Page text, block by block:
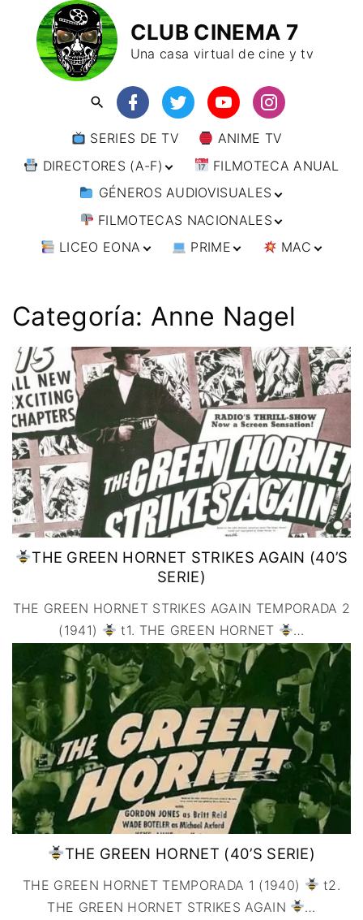
CLUB CINEMA 7
Una casa virtual de cine y tv
SERIES DE TV
ANIME TV
DIRECTORES (A-F)
DIRECTORES (F-L)
DIRECTORES (L-
W)
FILMOTECA ANUAL
GÉNEROS AUDIOVISUALES
ANIMACIÓN
ARTES MARCIALES
CINE DOCUMENTAL
CINE NEGRO / CRIMEN /
ESPIONAJE
COMEDIA
DRAMA
ÉPICO / MITOLÓGICO
EXPERIMENTOS
FANTÁSTICO
MUSICAL
TERROR
FILMOTECAS NACIONALES
AFRICA
CHILE
ESTADOS UNIDOS
MÉXICO
URUGUAY
ASIA
JAPÓN
RUSIA
EUROPA
ALEMANIA
AUSTRIA
BÉLGICA
DINAMARCA
ESPAÑA
FRANCIA
ITALIA
PAISES BAJOS
REINO UNIDO
SUECIA
OCEANIA AUSTRALIA
LICEO EONA
TALLERES
ONLINE
IMAGEN & VIDEO
SERVICIOS DE
COMPUTACIÓN
DISEÑO WEB
CONTACTO
TARJETA
DIGITAL
PRIME
IMPRESCINDIBLES
MAC
ANIME
🗨 CÓMICS
Categoría: Anne Nagel
THE GREEN HORNET STRIKES AGAIN (40’S
SERIE)
THE GREEN HORNET STRIKES AGAIN TEMPORADA 2
(1941)
t1. THE GREEN HORNET …
THE GREEN HORNET (40’S SERIE)
THE GREEN HORNET TEMPORADA 1 (1940)
t2.
THE GREEN HORNET STRIKES AGAIN
…